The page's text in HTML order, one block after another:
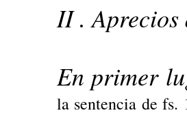
II . Aprecios
En primer
la sentencia de fs.